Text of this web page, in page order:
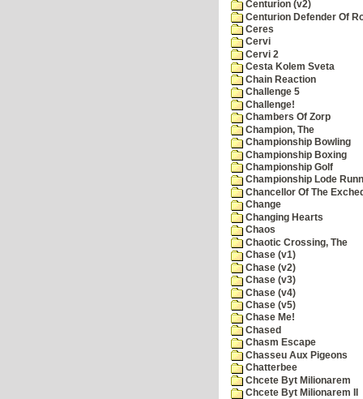
Centurion (v2)
Centurion Defender Of
Ceres
Cervi
Cervi 2
Cesta Kolem Sveta
Chain Reaction
Challenge 5
Challenge!
Chambers Of Zorp
Champion, The
Championship Bowling
Championship Boxing
Championship Golf
Championship Lode
Chancellor Of The
Change
Changing Hearts
Chaos
Chaotic Crossing, The
Chase (v1)
Chase (v2)
Chase (v3)
Chase (v4)
Chase (v5)
Chase Me!
Chased
Chasm Escape
Chasseu Aux Pigeons
Chatterbee
Chcete Byt Milionarem
Chcete Byt Milionarem II